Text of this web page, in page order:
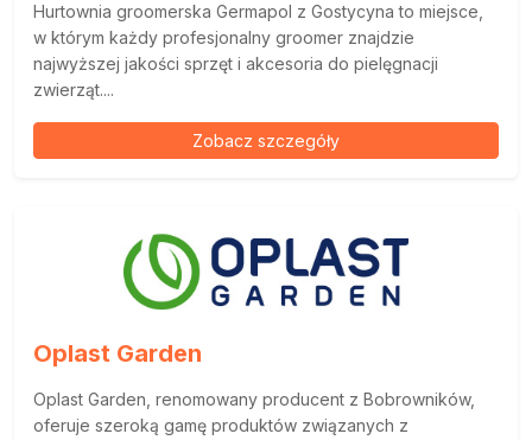
Hurtownia groomerska Germapol z Gostycyna to miejsce,
w którym każdy profesjonalny groomer znajdzie
najwyższej jakości sprzęt i akcesoria do pielęgnacji
zwierząt....
Zobacz szczegóły
Oplast Garden
Oplast Garden, renomowany producent z Bobrowników,
oferuje szeroką gamę produktów związanych z